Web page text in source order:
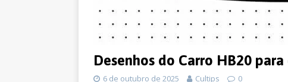
Desenhos do Carro HB20
6 de outubro de 2025 Cultips 0